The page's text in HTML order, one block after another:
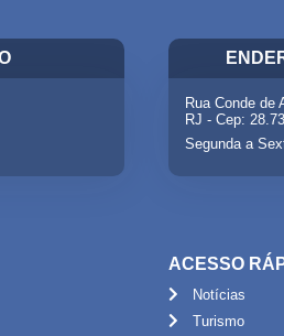
Rua Conde de
RJ - Cep:
Segunda a
ACESSO
Notícias
Turismo